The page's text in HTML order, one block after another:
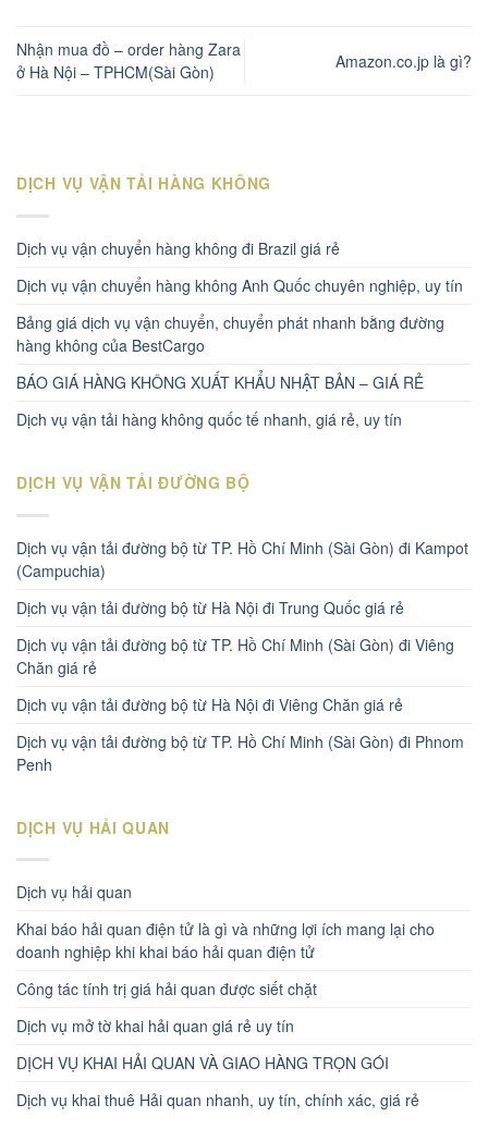
Nhận mua đồ – order hàng Zara
ở Hà Nội – TPHCM(Sài Gòn)
Amazon.co.jp là gì?
DỊCH VỤ VẬN TẢI HÀNG KHÔNG
Dịch vụ vận chuyển hàng không đi Brazil giá rẻ
Dịch vụ vận chuyển hàng không Anh Quốc chuyên nghiệp, uy tín
Bảng giá dịch vụ vận chuyển, chuyển phát nhanh bằng đường
hàng không của BestCargo
BÁO GIÁ HÀNG KHÔNG XUẤT KHẨU NHẬT BẢN – GIÁ RẺ
Dịch vụ vận tải hàng không quốc tế nhanh, giá rẻ, uy tín
DỊCH VỤ VẬN TẢI ĐƯỜNG BỘ
Dịch vụ vận tải đường bộ từ TP. Hồ Chí Minh (Sài Gòn) đi Kampot
(Campuchia)
Dịch vụ vận tải đường bộ từ Hà Nội đi Trung Quốc giá rẻ
Dịch vụ vận tải đường bộ từ TP. Hồ Chí Minh (Sài Gòn) đi Viêng
Chăn giá rẻ
Dịch vụ vận tải đường bộ từ Hà Nội đi Viêng Chăn giá rẻ
Dịch vụ vận tải đường bộ từ TP. Hồ Chí Minh (Sài Gòn) đi Phnom
Penh
DỊCH VỤ HẢI QUAN
Dịch vụ hải quan
Khai báo hải quan điện tử là gì và những lợi ích mang lại cho
doanh nghiệp khi khai báo hải quan điện tử
Công tác tính trị giá hải quan được siết chặt
Dịch vụ mở tờ khai hải quan giá rẻ uy tín
DỊCH VỤ KHAI HẢI QUAN VÀ GIAO HÀNG TRỌN GÓI
Dịch vụ khai thuê Hải quan nhanh, uy tín, chính xác, giá rẻ